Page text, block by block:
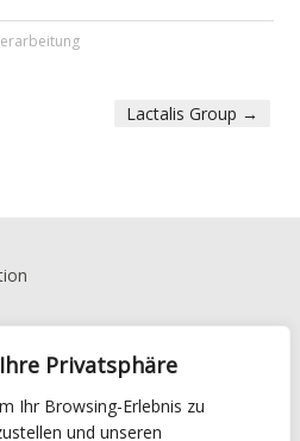
Privatsphäre
Ihr Browsing-Erlebnis zu
und unseren
Lactalis Group →